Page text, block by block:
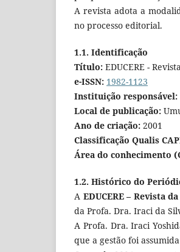
A revista adota a
no processo editorial.
1.1. Identificação
Título: EDUCERE -
e-ISSN: 1982-1123
Instituição responsável:
Local de publicação:
Ano de criação: 2001
Classificação Qualis
Área do conhecimento
1.2. Histórico do
A EDUCERE – Revista
da Profa. Dra. Iraci da
A Profa. Dra. Iraci
que a gestão foi